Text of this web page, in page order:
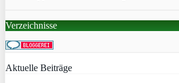
Verzeichnisse
Aktuelle Beiträge